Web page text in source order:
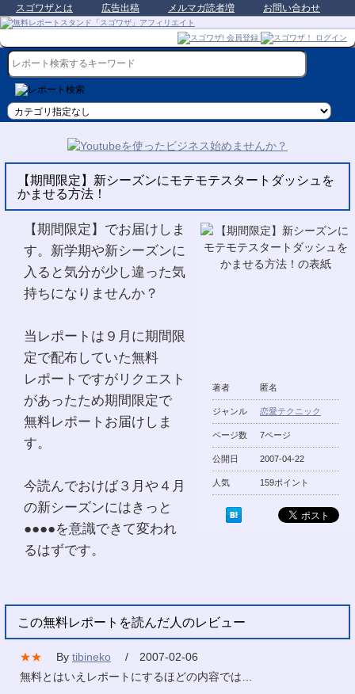
スゴワザとは 広告出稿 メルマガ読者増 お問い合わせ
【期間限定】新シーズンにモテモテスタートダッシュを
かませる方法！
著者 匿名
ジャンル 恋愛テクニック
ページ数 7ページ
公開日 2007-04-22
人気 159ポイント
【期間限定】でお届けしま
す。新学期や新シーズンに
入ると気分が少し違った気
持ちになりませんか？
当レポートは９月に期間限
定で配布していた無料
レポートですがリクエスト
があったため期間限定で
無料レポートお届けしま
す。
今読んでおけば３月や４月
の新シーズンにはきっと
●●●●を意識できて変われ
るはずです。
この無料レポートを読んだ人のレビュー
★★ By tibineko
/ 2007-02-06
無料とはいえレポートにするほどの内容では…